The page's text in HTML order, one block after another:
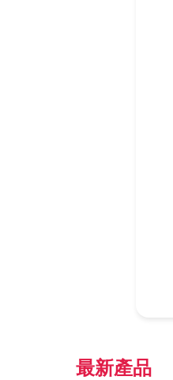
最新產品